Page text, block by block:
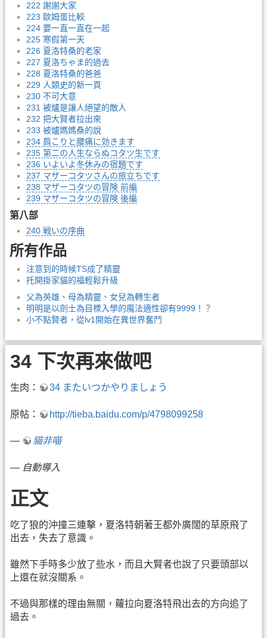
222 謝謝大家
223 歐姆蛋比較
224 要一直一直在一起
225 寒假第一天
226 夏洛特桑的老家
227 夏洛ちゃま的過去
228 夏洛特桑的爸爸
229 人類史的新一頁
230 不可大意
231 被爐是讓人絕望的敵人
232 把大賢者拉出來
233 被爐媽媽桑的說
234 肩こりと腰痛に効きます
235 第二の人生ならぬコタツ生です
236 いよいよ冬休みの宿題です
237 マザーコタツさんの旅立ちです
238 マザーコタツの冒険 前編
239 マザーコタツの冒険 後編
第八部
240 戦いの序曲
所有作品
注意到的時候TS成了精靈
托開掛家貓的福輕鬆升級
父為英雄、母為精靈、女兒為轉生者
明明是以劍士為目標入學的魔法適性卻有9999！？
小不點賢者，從lv1開始在異世界奮鬥
34 下次再來做吧
生肉： 34 またいつかやりましょう
原帖： http://tieba.baidu.com/p/4798099258
— 貓非喵
— 自動導入
正文
吃了狼的沖撞三連擊，夏洛特朝著王都外廣闊的草原飛了
出去，失去了意識。
雖然下手時多少放了些水，而且大賢者也說了只要頭部以
上還在就沒關系。
不過與那樣的理由無關，蘿拉向夏洛特飛出去的方向追了
過去。